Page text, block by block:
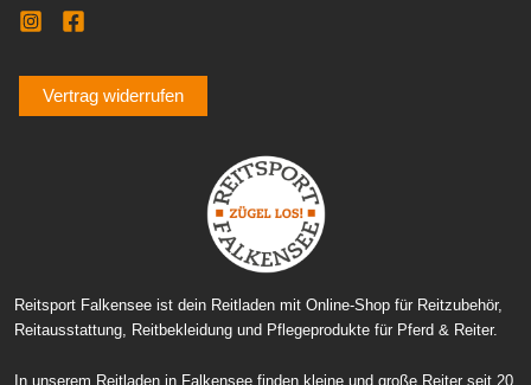
Vertrag widerrufen
Reitsport Falkensee ist dein Reitladen mit Online-Shop für Reitzubehör,
Reitausstattung, Reitbekleidung und Pflegeprodukte für Pferd & Reiter.
In unserem Reitladen in Falkensee finden kleine und große Reiter seit 20